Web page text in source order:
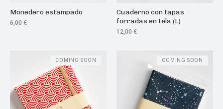
Monedero estampado
6,00 €
Cuaderno con tapas
forradas en tela (L)
12,00 €
COMING SOON COMING SOON